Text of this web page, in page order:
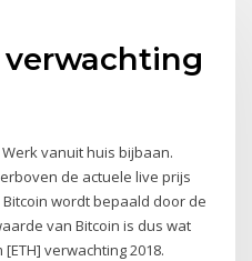
vanuit huis bijbaan.
de actuele live prijs
wordt bepaald door de
van Bitcoin is dus wat
verwachting 2018.